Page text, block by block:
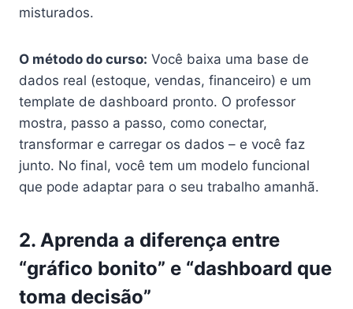
misturados.
O método do curso: Você baixa uma base de
dados real (estoque, vendas, financeiro) e um
template de dashboard pronto. O professor
mostra, passo a passo, como conectar,
transformar e carregar os dados – e você faz
junto. No final, você tem um modelo funcional
que pode adaptar para o seu trabalho amanhã.
2. Aprenda a diferença entre
“gráfico bonito” e “dashboard que
toma decisão”